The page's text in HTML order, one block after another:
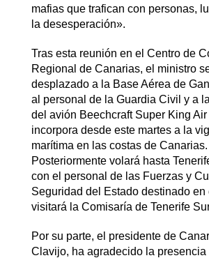
mafias que trafican con personas,
la desesperación».
Tras esta reunión en el Centro de
Regional de Canarias, el ministro
desplazado a la Base Aérea de
al personal de la Guardia Civil y a
del avión Beechcraft Super King
incorpora desde este martes a la
marítima en las costas de Canarias.
Posteriormente volará hasta
con el personal de las Fuerzas y
Seguridad del Estado destinado en
visitará la Comisaría de Tenerife
Por su parte, el presidente de
Clavijo, ha agradecido la presencia